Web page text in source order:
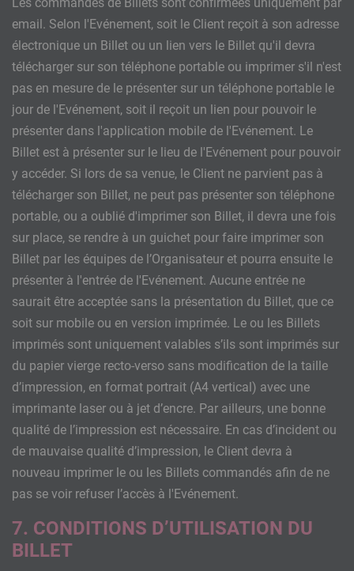
Les commandes de Billets sont confirmées uniquement par
email. Selon l'Evénement, soit le Client reçoit à son adresse
électronique un Billet ou un lien vers le Billet qu'il devra
télécharger sur son téléphone portable ou imprimer s'il n'est
pas en mesure de le présenter sur un téléphone portable le
jour de l'Evénement, soit il reçoit un lien pour pouvoir le
présenter dans l'application mobile de l'Evénement. Le
Billet est à présenter sur le lieu de l'Evénement pour pouvoir
y accéder. Si lors de sa venue, le Client ne parvient pas à
télécharger son Billet, ne peut pas présenter son téléphone
portable, ou a oublié d'imprimer son Billet, il devra une fois
sur place, se rendre à un guichet pour faire imprimer son
Billet par les équipes de l’Organisateur et pourra ensuite le
présenter à l'entrée de l'Evénement. Aucune entrée ne
saurait être acceptée sans la présentation du Billet, que ce
soit sur mobile ou en version imprimée. Le ou les Billets
imprimés sont uniquement valables s’ils sont imprimés sur
du papier vierge recto-verso sans modification de la taille
d’impression, en format portrait (A4 vertical) avec une
imprimante laser ou à jet d’encre. Par ailleurs, une bonne
qualité de l’impression est nécessaire. En cas d’incident ou
de mauvaise qualité d’impression, le Client devra à
nouveau imprimer le ou les Billets commandés afin de ne
pas se voir refuser l’accès à l'Evénement.
7. CONDITIONS D’UTILISATION DU
BILLET